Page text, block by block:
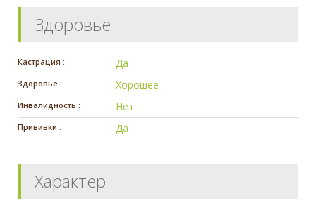
Здоровье
Кастрация : Да
Здоровье : Хорошее
Инвалидность : Нет
Прививки : Да
Характер